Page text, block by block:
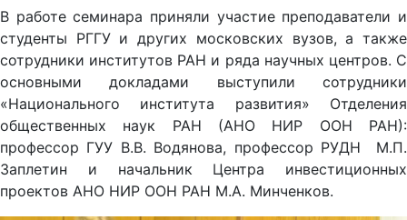
В работе семинара приняли участие преподаватели и
студенты РГГУ и других московских вузов, а также
сотрудники институтов РАН и ряда научных центров. С
основными докладами выступили сотрудники
«Национального института развития» Отделения
общественных наук РАН (АНО НИР ООН РАН):
профессор ГУУ В.В. Водянова, профессор РУДН М.П.
Заплетин и начальник Центра инвестиционных
проектов АНО НИР ООН РАН М.А. Минченков.